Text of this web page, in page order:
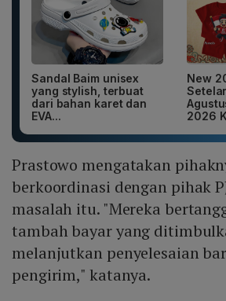
Sandal Baim unisex
yang stylish, terbuat
dari bahan karet dan
EVA...
New
2026
Prastowo mengatakan
berkoordinasi dengan pihak
masalah itu. "Mereka
tambah bayar yang
melanjutkan penyelesaian
pengirim," katanya.